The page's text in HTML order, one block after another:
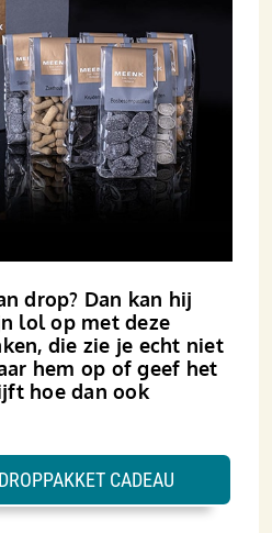
drop? Dan kan hij
lol op met deze
die zie je echt niet
hem op of geef het
hoe dan ook
CADEAU